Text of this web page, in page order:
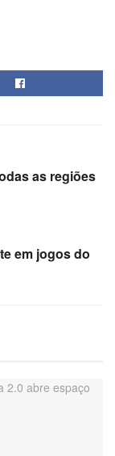
as regiões
em jogos do